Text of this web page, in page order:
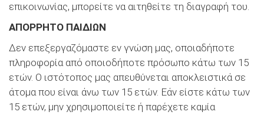
επικοινωνίας, μπορείτε να αιτηθείτε τη διαγραφή του.
ΑΠΟΡΡΗΤΟ ΠΑΙΔΙΩΝ
Δεν επεξεργαζόμαστε εν γνώση μας, οποιαδήποτε
πληροφορία από οποιοδήποτε πρόσωπο κάτω των 15
ετών. Ο ιστότοπος μας απευθύνεται αποκλειστικά σε
άτομα που είναι άνω των 15 ετών. Εάν είστε κάτω των
15 ετών, μην χρησιμοποιείτε ή παρέχετε καμία